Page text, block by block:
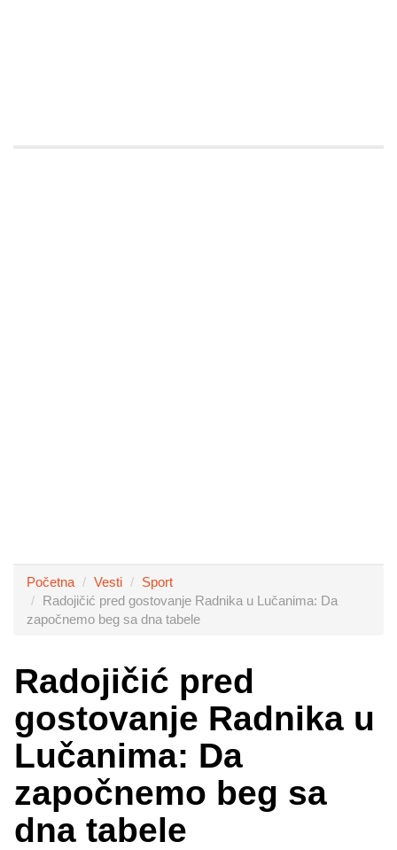
Početna Vesti
Sport
Radojičić pred gostovanje Radnika u Lučanima: Da
započnemo beg sa dna tabele
Radojičić pred
gostovanje Radnika u
Lučanima: Da
započnemo beg sa
dna tabele